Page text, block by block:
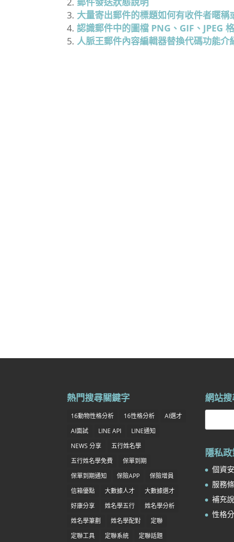
大量寄出郵件的標題如何有收件者暱稱
認識郵件中的圖檔 PNG、GIF、JPEG
人脈王郵件內容編輯器替換代碼功能介
熱門搜尋關鍵字
16動物性格分析 16性格分析
AI選才
AI面試
LINE API
LINE通知
NEWS 分享
五行姓名學
五行姓名學免費
保單到期
保單到期通知
保險APP
保險增員
信箱優點
大數據人才
大數據選才
好康分享
姓名學五行
姓名學分析
姓名學筆劃
姓名學配對
定聯
定聯工具
定聯系統 定聯話題
網站
隱私
個資
服務
補充
性格